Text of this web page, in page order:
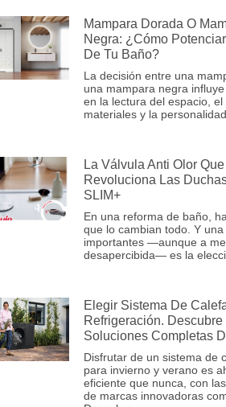
Mampara Dorada O
Negra: ¿Cómo
De Tu Baño?
La decisión entre una
una mampara negra
en la lectura del espacio, el
materiales y la
La Válvula Anti Olor Que
Revoluciona Las
SLIM+
En una reforma de baño,
que lo cambian todo. Y
importantes —aunque a
desapercibida— es la
Elegir Sistema De
Refrigeración. Descubre
Soluciones Completas
Disfrutar de un sistema de
para invierno y verano es
eficiente que nunca, con
de marcas innovadoras